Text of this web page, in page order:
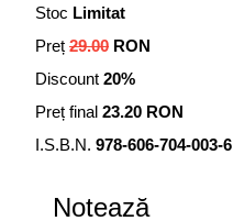
Stoc Limitat
Preț 29.00 RON
Discount 20%
Preț final 23.20 RON
I.S.B.N. 978-606-704-003-6
Notează